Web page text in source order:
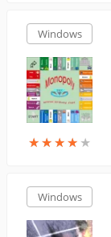
Windows
★★★★ ★
★★★★ ★
Windows